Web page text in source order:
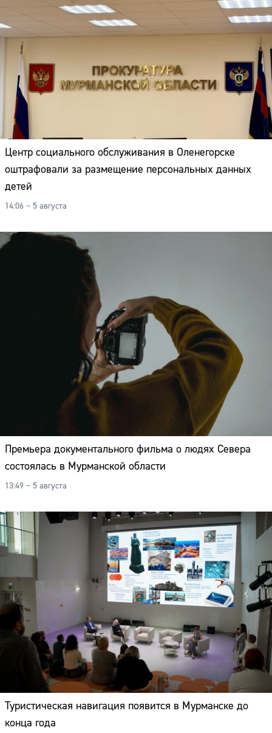
Центр социального обслуживания в Оленегорске
оштрафовали за размещение персональных данных
детей
14:06 – 5 августа
Премьера документального фильма о людях Севера
состоялась в Мурманской области
13:49 – 5 августа
Туристическая навигация появится в Мурманске до
конца года
Сайт: